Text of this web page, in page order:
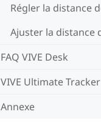
Régler la distance
Ajuster la distance
FAQ VIVE Desk
VIVE Ultimate Tracker
Annexe